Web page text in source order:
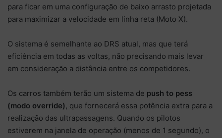
para ficar em uma configuração de baixo arrasto projetada
para maximizar a velocidade em linha reta (Moto X).
O sistema é semelhante ao DRS atual, mas que terá
eficiência em todas as voltas, não precisando mais levar
em consideração a distância entre os competidores.
Os carros também terão um sistema de push to pess
(modo override), que fornecerá essa potência extra para a
realização das ultrapassagens. Quando os pilotos
estiverem na janela de operação (menos de 1 segundo), o